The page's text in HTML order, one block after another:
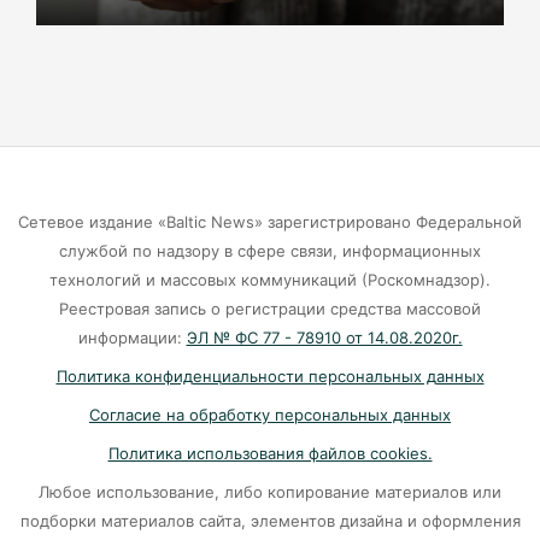
Маркса гибнут липы
подталкивает к депрессии
Калининград и Москва объединяются ради
07-08-2026
Убийцу участника СВО в Балтийске посадили
Сетевое издание «Baltic News» зарегистрировано Федеральной
службой по надзору в сфере связи, информационных
технологий и массовых коммуникаций (Роскомнадзор).
Реестровая запись о регистрации средства массовой
информации: ЭЛ № ФС 77 - 78910 от 14.08.2020г.
Политика конфиденциальности персональных данных
Согласие на обработку персональных данных
Политика использования файлов cookies.
Любое использование, либо копирование материалов или
подборки материалов сайта, элементов дизайна и оформления